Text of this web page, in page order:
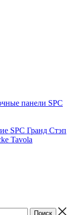
панели SPC
SPC Гранд Стэп
Tavola